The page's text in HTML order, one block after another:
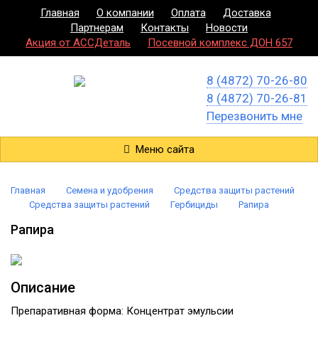
Главная О компании Оплата
Доставка
Партнерам
Контакты
Новости
Акция от АССДеталь
Посевной комплекс ДОН 657
8 (4872) 70-26-80
8 (4872) 70-26-81
Перезвонить мне
Меню сайта
Главная Семена и удобрения
Средства защиты растений
Средства защиты растений
Гербициды Рапира
Рапира
Описание
Препаративная форма: Концентрат эмульсии